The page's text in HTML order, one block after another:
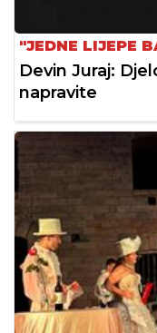
"JEDNE LIJEPE
Devin Juraj:
napravite